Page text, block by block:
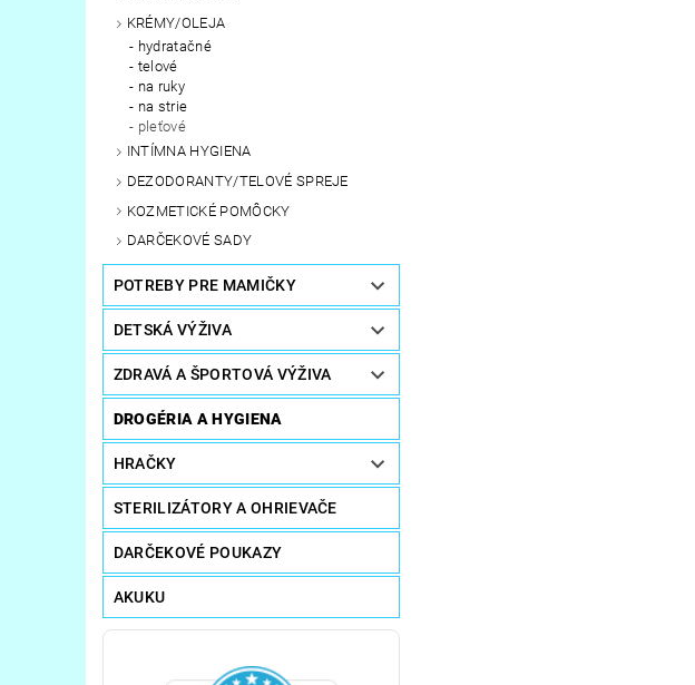
KRÉMY/OLEJA
hydratačné
telové
na ruky
na strie
pleťové
INTÍMNA HYGIENA
DEZODORANTY/TELOVÉ SPREJE
KOZMETICKÉ POMÔCKY
DARČEKOVÉ SADY
POTREBY PRE MAMIČKY
DETSKÁ VÝŽIVA
ZDRAVÁ A ŠPORTOVÁ VÝŽIVA
DROGÉRIA A HYGIENA
HRAČKY
STERILIZÁTORY A OHRIEVAČE
DARČEKOVÉ POUKAZY
AKUKU